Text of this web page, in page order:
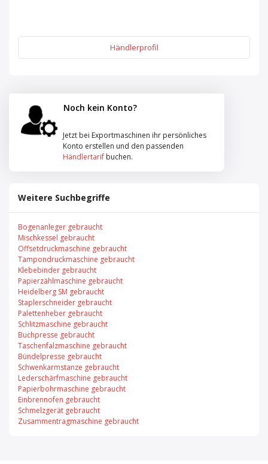
Händlerprofil
Noch kein Konto?
Jetzt bei Exportmaschinen ihr persönliches
Konto erstellen und den passenden
Händlertarif buchen.
Weitere Suchbegriffe
Bogenanleger gebraucht
Mischkessel gebraucht
Offsetdruckmaschine gebraucht
Tampondruckmaschine gebraucht
Klebebinder gebraucht
Papierzählmaschine gebraucht
Heidelberg SM gebraucht
Staplerschneider gebraucht
Palettenheber gebraucht
Schlitzmaschine gebraucht
Buchpresse gebraucht
Taschenfalzmaschine gebraucht
Bündelpresse gebraucht
Schwenkarmstanze gebraucht
Lederschärfmaschine gebraucht
Papierbohrmaschine gebraucht
Einbrennofen gebraucht
Schmelzgerät gebraucht
Zusammentragmaschine gebraucht